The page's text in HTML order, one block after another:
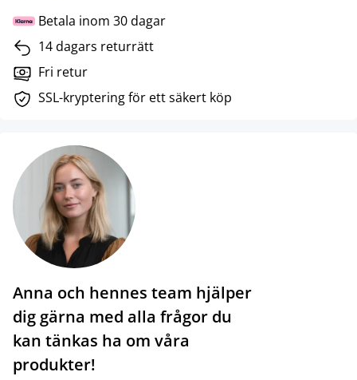
Betala inom 30 dagar
14 dagars returrätt
Fri retur
SSL-kryptering för ett säkert köp
Anna och hennes team hjälper
dig gärna med alla frågor du
kan tänkas ha om våra
produkter!